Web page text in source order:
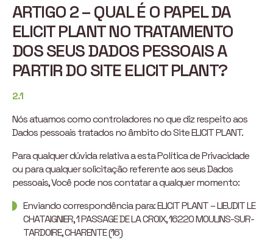
ARTIGO 2 – QUAL É O PAPEL DA
ELICIT PLANT NO TRATAMENTO
DOS SEUS DADOS PESSOAIS A
PARTIR DO SITE ELICIT PLANT?
2.1
Nós atuamos como controladores no que diz respeito aos
Dados pessoais tratados no âmbito do Site ELICIT PLANT.
Para qualquer dúvida relativa a esta Política de Privacidade
ou para qualquer solicitação referente aos seus Dados
pessoais, Você pode nos contatar a qualquer momento:
Enviando correspondência para: ELICIT PLANT – LIEUDIT LE
CHATAIGNIER, 1 PASSAGE DE LA CROIX, 16220 MOULINS-SUR-
TARDOIRE, CHARENTE (16)